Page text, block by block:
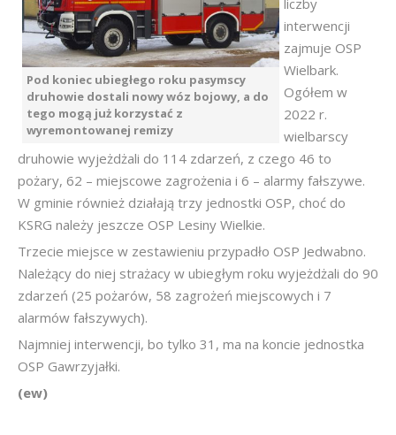
Pod koniec ubiegłego roku pasymscy
druhowie dostali nowy wóz bojowy, a do
tego mogą już korzystać z
wyremontowanej remizy
liczby
interwencji
zajmuje OSP
Wielbark.
Ogółem w
2022 r.
wielbarscy
druhowie wyjeżdżali do 114 zdarzeń, z czego 46 to
pożary, 62 – miejscowe zagrożenia i 6 – alarmy fałszywe.
W gminie również działają trzy jednostki OSP, choć do
KSRG należy jeszcze OSP Lesiny Wielkie.
Trzecie miejsce w zestawieniu przypadło OSP Jedwabno.
Należący do niej strażacy w ubiegłym roku wyjeżdżali do 90
zdarzeń (25 pożarów, 58 zagrożeń miejscowych i 7
alarmów fałszywych).
Najmniej interwencji, bo tylko 31, ma na koncie jednostka
OSP Gawrzyjałki.
(ew)